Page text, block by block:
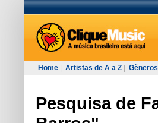
Home Artistas de A a Z
Pesquisa de